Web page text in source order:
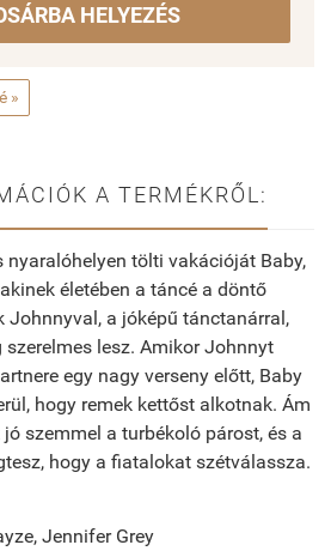
HELYEZÉS
»
A TERMÉKRŐL:
nyaralóhelyen tölti vakációját Baby,
életében a táncé a döntő
Johnnyval, a jóképű tánctanárral,
lesz. Amikor Johnnyt
egy nagy verseny előtt, Baby
hogy remek kettőst alkotnak. Ám
szemmel a turbékoló párost, és a
hogy a fiatalokat szétválassza.
Jennifer Grey